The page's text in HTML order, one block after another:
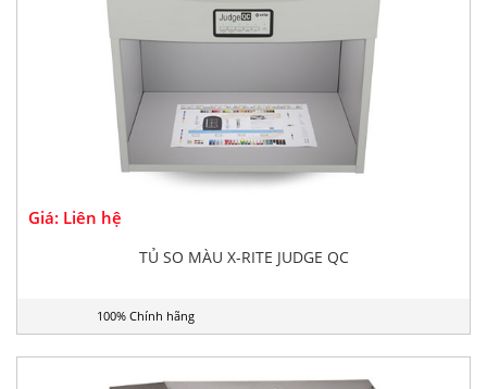
Giá: Liên hệ
TỦ SO MÀU X-RITE JUDGE QC
100% Chính hãng